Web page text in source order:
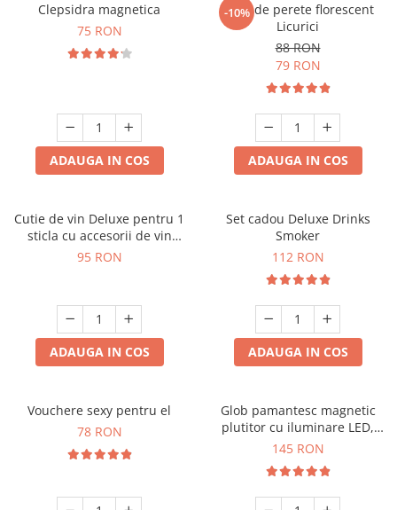
Clepsidra magnetica
75 RON
ADAUGA IN COS
-10%
Ceas de perete florescent
Licurici
88 RON
79 RON
ADAUGA IN COS
Cutie de vin Deluxe pentru 1
sticla cu accesorii de vin
incluse interior oranj
95 RON
ADAUGA IN COS
Set cadou Deluxe Drinks
Smoker
112 RON
ADAUGA IN COS
Vouchere sexy pentru el
78 RON
Glob pamantesc magnetic
plutitor cu iluminare LED,
Forma C
145 RON